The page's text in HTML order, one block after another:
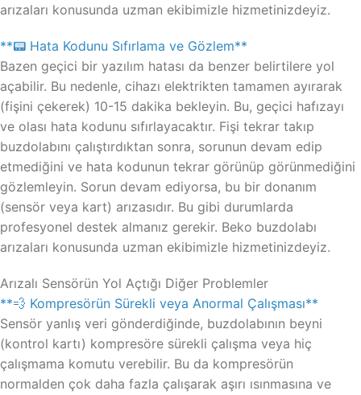
arızaları konusunda uzman ekibimizle hizmetinizdeyiz.
**📟 Hata Kodunu Sıfırlama ve Gözlem**
Bazen geçici bir yazılım hatası da benzer belirtilere yol
açabilir. Bu nedenle, cihazı elektrikten tamamen ayırarak
(fişini çekerek) 10-15 dakika bekleyin. Bu, geçici hafızayı
ve olası hata kodunu sıfırlayacaktır. Fişi tekrar takıp
buzdolabını çalıştırdıktan sonra, sorunun devam edip
etmediğini ve hata kodunun tekrar görünüp görünmediğini
gözlemleyin. Sorun devam ediyorsa, bu bir donanım
(sensör veya kart) arızasıdır. Bu gibi durumlarda
profesyonel destek almanız gerekir. Beko buzdolabı
arızaları konusunda uzman ekibimizle hizmetinizdeyiz.
Arızalı Sensörün Yol Açtığı Diğer Problemler
**💨 Kompresörün Sürekli veya Anormal Çalışması**
Sensör yanlış veri gönderdiğinde, buzdolabının beyni
(kontrol kartı) kompresöre sürekli çalışma veya hiç
çalışmama komutu verebilir. Bu da kompresörün
normalden çok daha fazla çalışarak aşırı ısınmasına ve